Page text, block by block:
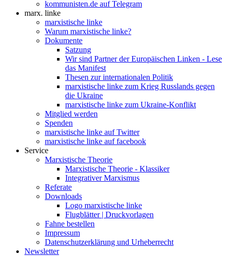
kommunisten.de auf Telegram
marx. linke
marxistische linke
Warum marxistische linke?
Dokumente
Satzung
Wir sind Partner der Europäischen Linken - Lese
das Manifest
Thesen zur internationalen Politik
marxistische linke zum Krieg Russlands gegen
die Ukraine
marxistische linke zum Ukraine-Konflikt
Mitglied werden
Spenden
marxistische linke auf Twitter
marxistische linke auf facebook
Service
Marxistische Theorie
Marxistische Theorie - Klassiker
Integrativer Marxismus
Referate
Downloads
Logo marxistische linke
Flugblätter | Druckvorlagen
Fahne bestellen
Impressum
Datenschutzerklärung und Urheberrecht
Newsletter